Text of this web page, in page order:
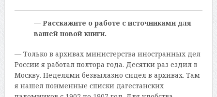
— Расскажите о работе с источниками для
вашей новой книги.
— Только в архивах министерства иностранных дел
России я работал полтора года. Десятки раз ездил в
Москву. Неделями безвылазно сидел в архивах. Там
я нашел поименные списки дагестанских